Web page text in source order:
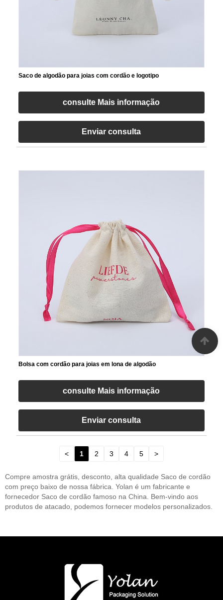
Saco de algodão para joias com cordão e logotipo
consulte Mais informação
Enviar consulta
Bolsa com cordão para joias em lona de algodão
consulte Mais informação
Enviar consulta
< 1 2 3 4 5 >
Compre amostra grátis, desconto, alta qualidade Saco de cordão
com preço baixo de nossa fábrica. Yolan é um fabricante e
fornecedor Saco de cordão famoso na China. Bem-vindo aos
produtos de atacado, podemos fornecer modelos personalizados.